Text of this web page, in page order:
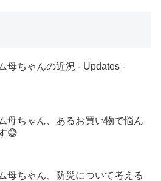
母ちゃんの近況 - Updates -
母ちゃん、あるお買い物で悩ん
😅
母ちゃん、防災について考える